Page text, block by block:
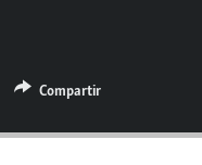
ESPECIALES
LA REALIDAD DE LA
MULTIMEDIA
EDITORIALES
Compartir